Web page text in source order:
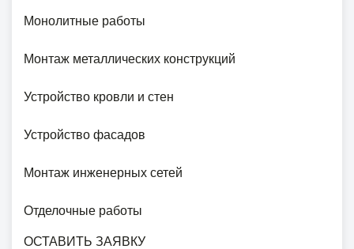
Монолитные работы
Монтаж металлических конструкций
Устройство кровли и стен
Устройство фасадов
Монтаж инженерных сетей
Отделочные работы
ОСТАВИТЬ ЗАЯВКУ